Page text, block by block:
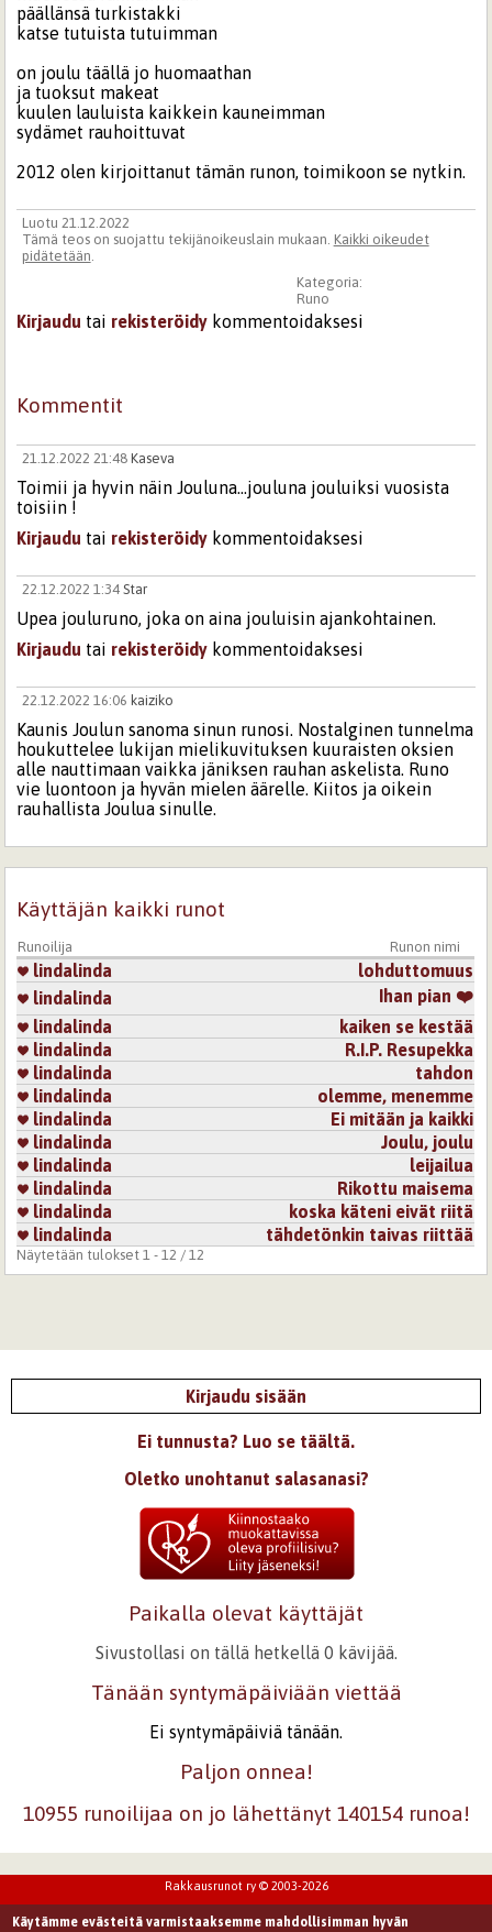
päällänsä turkistakki
katse tutuista tutuimman
on joulu täällä jo huomaathan
ja tuoksut makeat
kuulen lauluista kaikkein kauneimman
sydämet rauhoittuvat
2012 olen kirjoittanut tämän runon, toimikoon se nytkin.
Luotu 21.12.2022
Tämä teos on suojattu tekijänoikeuslain mukaan. Kaikki oikeudet
pidätetään.
Kategoria:
Runo
Kirjaudu tai rekisteröidy kommentoidaksesi
Kommentit
21.12.2022 21:48 Kaseva
Toimii ja hyvin näin Jouluna...jouluna jouluiksi vuosista
toisiin !
Kirjaudu tai rekisteröidy kommentoidaksesi
22.12.2022 1:34 Star
Upea jouluruno, joka on aina jouluisin ajankohtainen.
Kirjaudu tai rekisteröidy kommentoidaksesi
22.12.2022 16:06 kaiziko
Kaunis Joulun sanoma sinun runosi. Nostalginen tunnelma
houkuttelee lukijan mielikuvituksen kuuraisten oksien
alle nauttimaan vaikka jäniksen rauhan askelista. Runo
vie luontoon ja hyvän mielen äärelle. Kiitos ja oikein
rauhallista Joulua sinulle.
Käyttäjän kaikki runot
Runoilija Runon nimi
lindalinda
lohduttomuus
lindalinda
Ihan pian ❤️
lindalinda
kaiken se kestää
lindalinda
R.I.P. Resupekka
lindalinda
tahdon
lindalinda
olemme, menemme
lindalinda
Ei mitään ja kaikki
lindalinda
Joulu, joulu
lindalinda
leijailua
lindalinda
Rikottu maisema
lindalinda
koska käteni eivät riitä
lindalinda
tähdetönkin taivas riittää
Näytetään tulokset 1 - 12 / 12
Kirjaudu sisään
Ei tunnusta? Luo se täältä.
Oletko unohtanut salasanasi?
Paikalla olevat käyttäjät
Sivustollasi on tällä hetkellä 0 kävijää.
Tänään syntymäpäiviään viettää
Ei syntymäpäiviä tänään.
Paljon onnea!
10955 runoilijaa on jo lähettänyt 140154 runoa!
Rakkausrunot ry © 2003-2026
Käytämme evästeitä varmistaaksemme mahdollisimman hyvän